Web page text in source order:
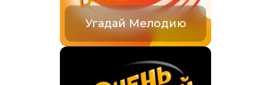
Угадай Мелодию